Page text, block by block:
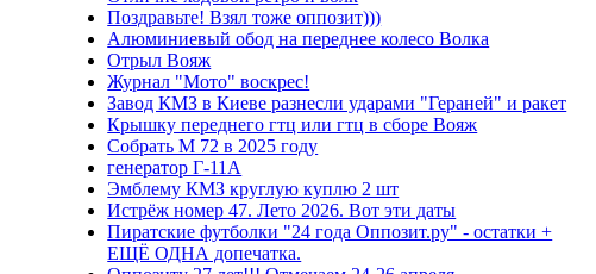
Поздравьте! Взял тоже оппозит)))
Алюминиевый обод на переднее колесо Волка
Отрыл Вояж
Журнал "Мото" воскрес!
Завод КМЗ в Киеве разнесли ударами "Гераней" и ракет
Крышку переднего гтц или гтц в сборе Вояж
Собрать М 72 в 2025 году
генератор Г-11А
Эмблему КМЗ круглую куплю 2 шт
Истрёж номер 47. Лето 2026. Вот эти даты
Пиратские футболки "24 года Оппозит.ру" - остатки +
ЕЩЁ ОДНА допечатка.